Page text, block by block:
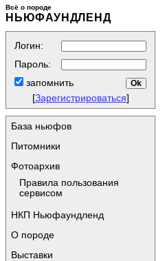
Всё о породе
НЬЮФАУНДЛЕНД
Логин:
Пароль:
запомнить
[Зарегистрироваться]
База ньюфов
Питомники
Фотоархив
Правила пользования
сервисом
НКП Ньюфаундленд
О породе
Выставки